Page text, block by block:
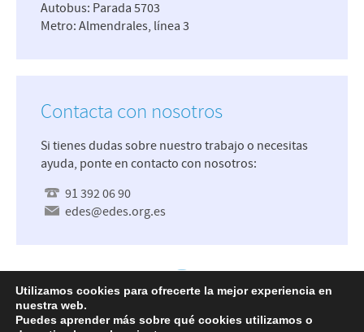
Autobus: Parada 5703
Metro: Almendrales, línea 3
Contacta con nosotros
Si tienes dudas sobre nuestro trabajo o necesitas
ayuda, ponte en contacto con nosotros:
91 392 06 90
edes@edes.org.es
Mapa Web Accesibilidad
Política de
Utilizamos cookies para ofrecerte la mejor experiencia en
nuestra web.
Puedes aprender más sobre qué cookies utilizamos o